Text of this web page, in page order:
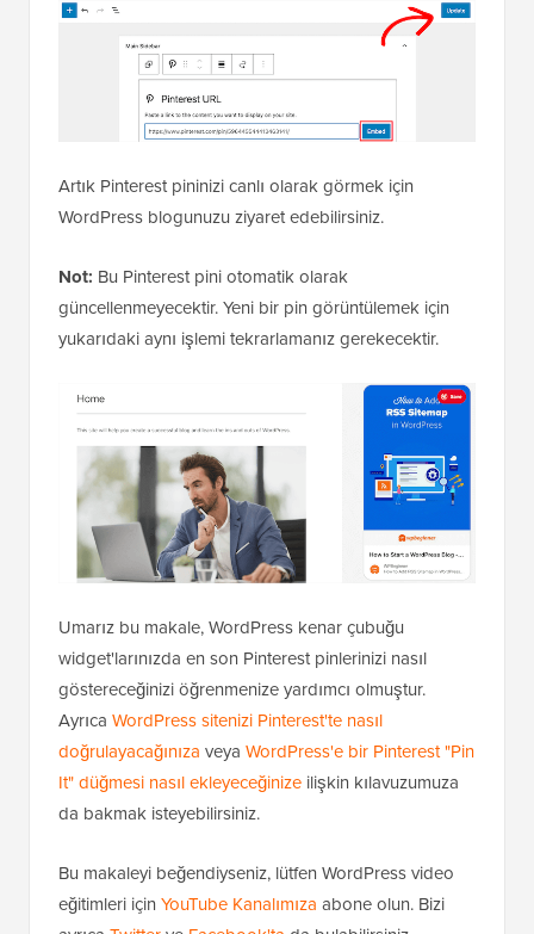
Artık Pinterest pininizi canlı olarak görmek için
WordPress blogunuzu ziyaret edebilirsiniz.
Not: Bu Pinterest pini otomatik olarak
güncellenmeyecektir. Yeni bir pin görüntülemek için
yukarıdaki aynı işlemi tekrarlamanız gerekecektir.
Umarız bu makale, WordPress kenar çubuğu
widget'larınızda en son Pinterest pinlerinizi nasıl
göstereceğinizi öğrenmenize yardımcı olmuştur.
Ayrıca WordPress sitenizi Pinterest'te nasıl
doğrulayacağınıza veya WordPress'e bir Pinterest "Pin
It" düğmesi nasıl ekleyeceğinize ilişkin kılavuzumuza
da bakmak isteyebilirsiniz.
Bu makaleyi beğendiyseniz, lütfen WordPress video
eğitimleri için YouTube Kanalımıza abone olun. Bizi